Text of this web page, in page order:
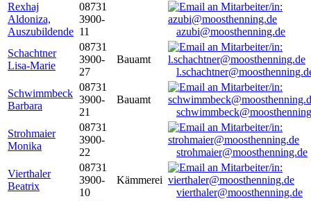
Rexhaj
Aldoniza,
Auszubildende
08731
3900-
11
azubi@moosthenning.de
Schachtner
Lisa-Marie
08731
3900-
27
Bauamt
Schwimmbeck
Barbara
08731
3900-
21
Bauamt
Strohmaier
Monika
08731
3900-
22
strohmaier@moosthenning.de
Vierthaler
Beatrix
08731
3900-
10
Kämmerei
vierthaler@moosthenning.de